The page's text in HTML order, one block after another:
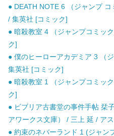
● DEATH NOTE 6 （ジャンプ
/ 集英社 [コミック]
● 暗殺教室 4 （ジャンプコミッ
ク]
● 僕のヒーローアカデミア 3 （
集英社 [コミック]
● 暗殺教室 1 （ジャンプコミッ
ク]
● ビブリア古書堂の事件手帖 栞
アワークス文庫） / 三上 延 / ア
● 約束のネバーランド 1 (ジャン